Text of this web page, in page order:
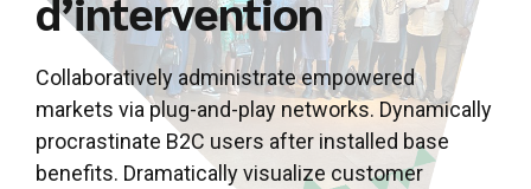
Collaboratively administrate empowered
markets via plug-and-play networks. Dynamically
procrastinate B2C users after installed base
benefits. Dramatically visualize customer